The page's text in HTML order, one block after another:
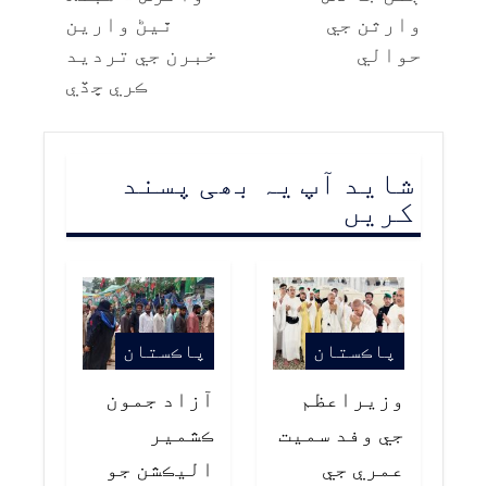
وارثن جي
حوالي
ٿيڻ وارين
خبرن جي ترديد
ڪري ڇڏي
شاید آپ یہ بھی پسند
کریں
پاڪستان
وزيراعظم
جي وفد سميت
عمري جي
پاڪستان
آزاد جمون
ڪشمير
اليڪشن جو